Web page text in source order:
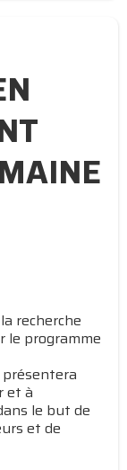
recherche
le programme
présentera
et à
le but de
et de